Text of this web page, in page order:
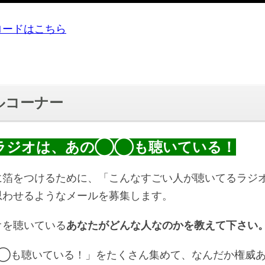
ドはこちら
コーナー
ジオは、あの◯◯も聴いている！
をつけるために、「こんなすごい人が聴いてるラジ
せるようなメールを募集します。
聴いているあなたがどんな人なのかを教えて下さい。
聴いている！」をたくさん集めて、なんだか権威